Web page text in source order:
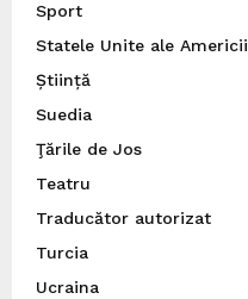
Sport
Statele Unite ale Americii
Știință
Suedia
Ţările de Jos
Teatru
Traducător autorizat
Turcia
Ucraina